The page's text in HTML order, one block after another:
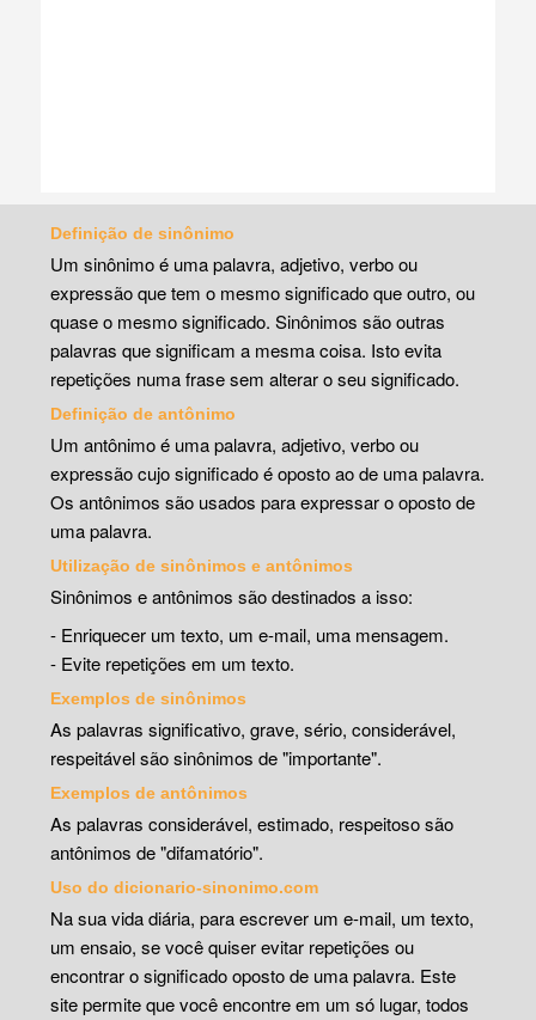
Definição de sinônimo
Um sinônimo é uma palavra, adjetivo, verbo ou
expressão que tem o mesmo significado que outro, ou
quase o mesmo significado. Sinônimos são outras
palavras que significam a mesma coisa. Isto evita
repetições numa frase sem alterar o seu significado.
Definição de antônimo
Um antônimo é uma palavra, adjetivo, verbo ou
expressão cujo significado é oposto ao de uma palavra.
Os antônimos são usados para expressar o oposto de
uma palavra.
Utilização de sinônimos e antônimos
Sinônimos e antônimos são destinados a isso:
- Enriquecer um texto, um e-mail, uma mensagem.
- Evite repetições em um texto.
Exemplos de sinônimos
As palavras significativo, grave, sério, considerável,
respeitável são sinônimos de "importante".
Exemplos de antônimos
As palavras considerável, estimado, respeitoso são
antônimos de "difamatório".
Uso do dicionario-sinonimo.com
Na sua vida diária, para escrever um e-mail, um texto,
um ensaio, se você quiser evitar repetições ou
encontrar o significado oposto de uma palavra. Este
site permite que você encontre em um só lugar, todos